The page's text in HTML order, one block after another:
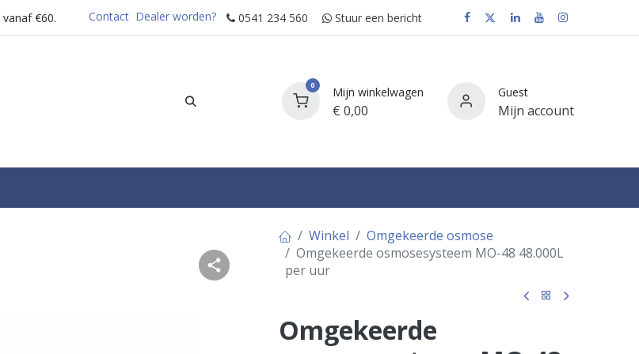
vanaf €60. Contact Dealer worden? 0541 234 560 Stuur e​​​​en bericht
0 Mijn winkelwagen
€ 0,00
Guest
Mijn account
Winkel
Omgekeerde osmose
Omgekeerde osmosesysteem MO-48 48.000L
per uur
Omgekeerde